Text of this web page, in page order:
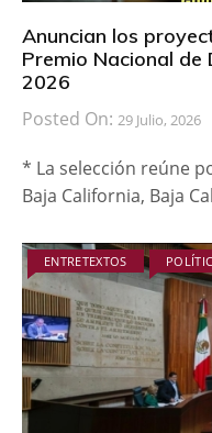
Anuncian los
Premio Nacional de
2026
Posted On: 29 Julio, 2026
* La selección reúne
Baja California, Baja
ENTRETEXTOS